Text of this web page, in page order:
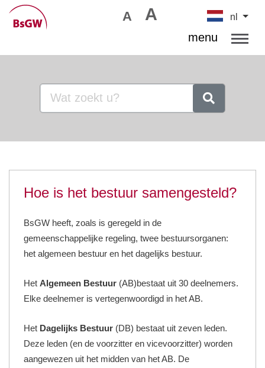
A A nl
menu
Hoe is het bestuur samengesteld?
BsGW heeft, zoals is geregeld in de
gemeenschappelijke regeling, twee bestuursorganen:
het algemeen bestuur en het dagelijks bestuur.
Het Algemeen Bestuur (AB)bestaat uit 30 deelnemers.
Elke deelnemer is vertegenwoordigd in het AB.
Het Dagelijks Bestuur (DB) bestaat uit zeven leden.
Deze leden (en de voorzitter en vicevoorzitter) worden
aangewezen uit het midden van het AB. De